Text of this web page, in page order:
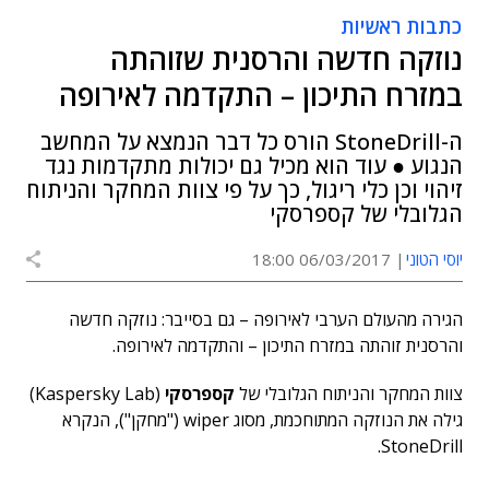
כתבות ראשיות
נוזקה חדשה והרסנית שזוהתה
במזרח התיכון – התקדמה לאירופה
ה-StoneDrill הורס כל דבר הנמצא על המחשב
הנגוע ● עוד הוא מכיל גם יכולות מתקדמות נגד
זיהוי וכן כלי ריגול, כך על פי צוות המחקר והניתוח
הגלובלי של קספרסקי
יוסי הטוני 06/03/2017 18:00
הגירה מהעולם הערבי לאירופה – גם בסייבר: נוזקה חדשה
והרסנית זוהתה במזרח התיכון – והתקדמה לאירופה.
צוות המחקר והניתוח הגלובלי של קספרסקי
(Kaspersky Lab)
גילה את הנוזקה המתוחכמת, מסוג wiper ("מחקן"), הנקרא
StoneDrill.